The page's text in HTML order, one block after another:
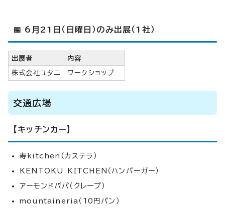
📅 6月21日（日曜日）のみ出展（1社）
出展者 内容
株式会社ユタニ ワークショップ
交通広場
【キッチンカー】
寿kitchen（カステラ）
KENTOKU KITCHEN（ハンバーガー）
アーモンドパパ（クレープ）
mountaineria（10円パン）